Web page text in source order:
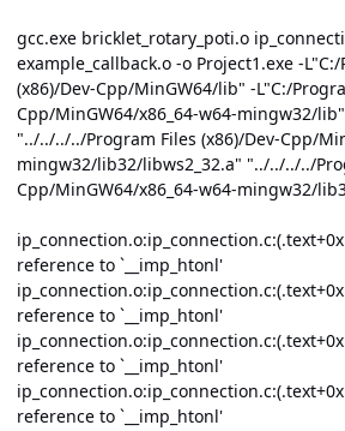
gcc.exe bricklet_rotary_poti.o
example_callback.o -o Project1.exe -
(x86)/Dev-Cpp/MinGW64/lib" -L"C:/
Cpp/MinGW64/x86_64-w64-mingw32/
"../../../../Program Files (x86)/Dev-Cpp/
mingw32/lib32/libws2_32.a" "../../../../
Cpp/MinGW64/x86_64-w64-mingw32/
reference to `__imp_htonl'
reference to `__imp_htonl'
reference to `__imp_htonl'
reference to `__imp_htonl'